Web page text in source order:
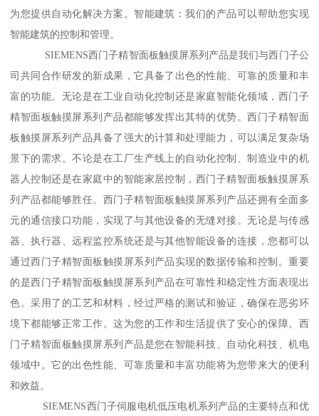
为您提供自动化解决方案。智能建筑：我们的产品可以帮助您实现
智能建筑的控制和管理。
SIEMENS西门子精智面板触摸屏系列产品是我们与西门子公
司共同合作研发的新成果，它具备了出色的性能、可靠的质量和丰
富的功能。无论是在工业自动化控制还是家庭智能化领域，西门子
精智面板触摸屏系列产品都能够发挥出其特的优势。西门子精智面
板触摸屏系列产品具备了强大的计算和处理能力，可以满足复杂场
景下的需求。不论是在工厂生产线上的自动化控制、制造业中的机
器人控制还是在家庭中的智能家居控制，西门子精智面板触摸屏系
列产品都能够胜任。西门子精智面板触摸屏系列产品还拥有全面多
元的通信接口功能，实现了与其他设备的无缝对接。无论是与传感
器、执行器、远程监控系统还是与其他智能设备的连接，您都可以
通过西门子精智面板触摸屏系列产品实现的数据传输和控制。重要
的是西门子精智面板触摸屏系列产品在可靠性和稳定性方面表现出
色。采用了的工艺和材料，经过严格的测试和验证，确保在恶劣环
境下都能够正常工作。这为您的工作和生活提供了安心的保障。西
门子精智面板触摸屏系列产品是您在智能科技、自动化科技、机电
领域中。它的出色性能、可靠质量和丰富功能将为您带来大的便利
和效益。
SIEMENS西门子伺服电机低压电机系列产品的主要特点和优